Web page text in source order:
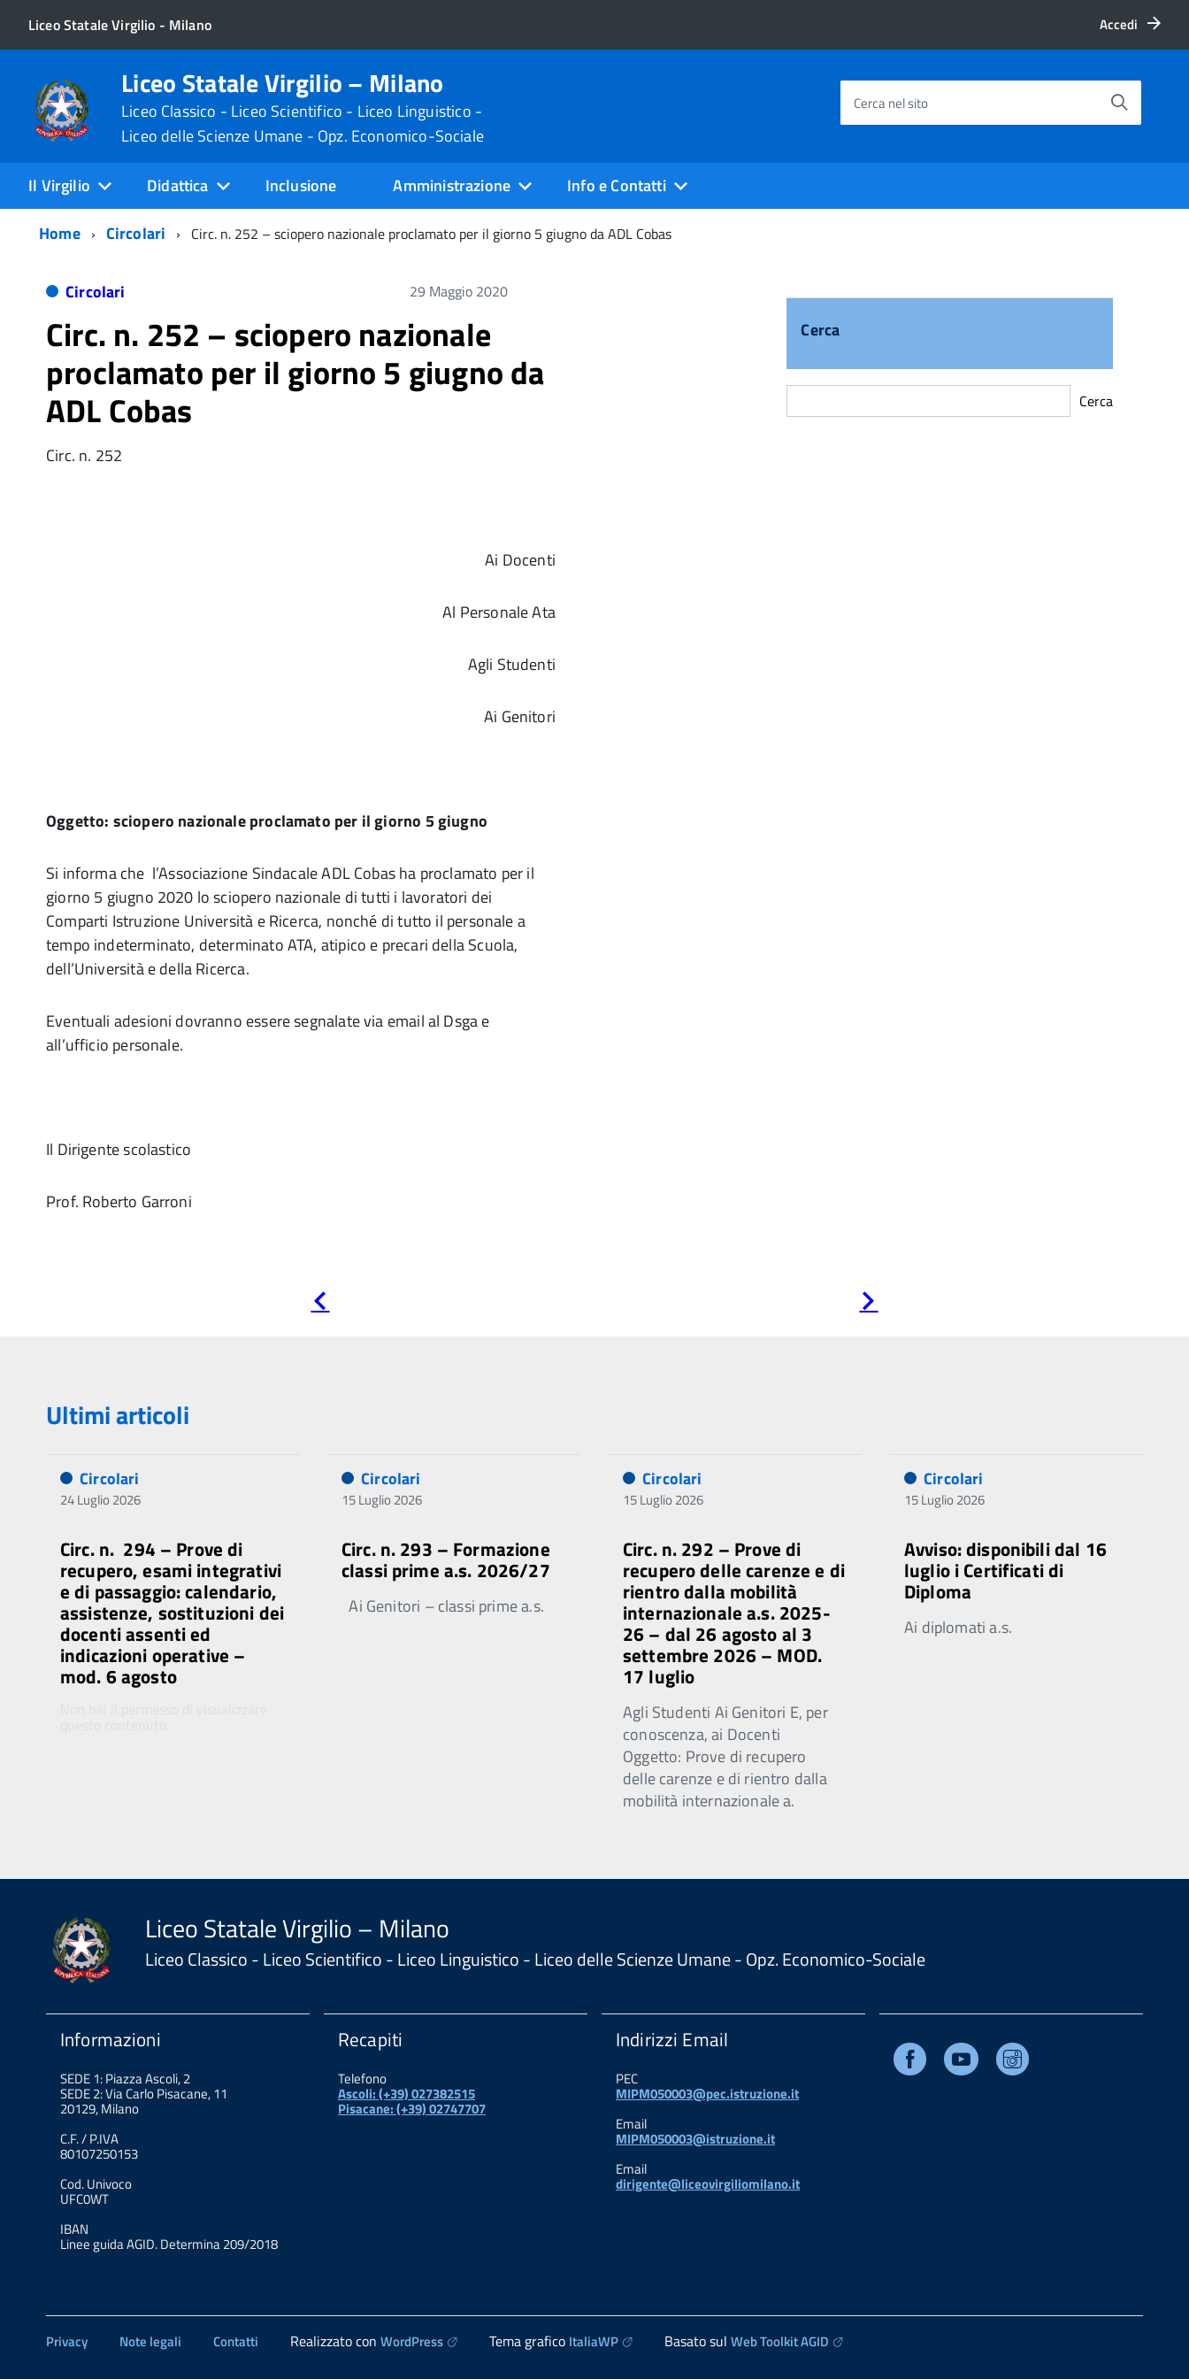
Liceo Statale Virgilio - Milano Accedi
Liceo Statale Virgilio – Milano
Liceo Classico - Liceo Scientifico - Liceo Linguistico -
Liceo delle Scienze Umane - Opz. Economico-Sociale
Cerca nel sito
Il Virgilio Didattica Inclusione Amministrazione
Info e Contatti
Home
Circolari Circ. n. 252 – sciopero nazionale proclamato per il giorno 5 giugno da ADL Cobas
Circolari 29 Maggio 2020
Circ. n. 252 – sciopero nazionale
proclamato per il giorno 5 giugno da
ADL Cobas
Circ. n. 252
Ai Docenti
Al Personale Ata
Agli Studenti
Ai Genitori
Oggetto: sciopero nazionale proclamato per il giorno 5 giugno
Si informa che l’Associazione Sindacale ADL Cobas ha proclamato per il
giorno 5 giugno 2020 lo sciopero nazionale di tutti i lavoratori dei
Comparti Istruzione Università e Ricerca, nonché di tutto il personale a
tempo indeterminato, determinato ATA, atipico e precari della Scuola,
dell’Università e della Ricerca.
Eventuali adesioni dovranno essere segnalate via email al Dsga e
all’ufficio personale.
Il Dirigente scolastico
Prof. Roberto Garroni
Cerca
Cerca
precedente successiva
Ultimi articoli
Circolari
24 Luglio 2026
Circ. n. 294 – Prove di
recupero, esami integrativi
e di passaggio: calendario,
assistenze, sostituzioni dei
docenti assenti ed
indicazioni operative –
mod. 6 agosto
Circolari
15 Luglio 2026
Circ. n. 293 – Formazione
classi prime a.s. 2026/27
Ai Genitori – classi prime a.s.
Circolari
15 Luglio 2026
Circ. n. 292 – Prove di
recupero delle carenze e di
rientro dalla mobilità
internazionale a.s. 2025-
26 – dal 26 agosto al 3
settembre 2026 – MOD.
17 luglio
Agli Studenti Ai Genitori E, per
conoscenza, ai Docenti
Oggetto: Prove di recupero
delle carenze e di rientro dalla
mobilità internazionale a.
Circolari
15 Luglio 2026
Avviso: disponibili dal 16
luglio i Certificati di
Diploma
Ai diplomati a.s.
Liceo Statale Virgilio – Milano
Liceo Classico - Liceo Scientifico - Liceo Linguistico - Liceo delle Scienze Umane - Opz. Economico-Sociale
Informazioni
SEDE 1: Piazza Ascoli, 2
SEDE 2: Via Carlo Pisacane, 11
20129, Milano
C.F. / P.IVA
80107250153
Cod. Univoco
UFC0WT
IBAN
Linee guida AGID. Determina 209/2018
Recapiti
Telefono
Ascoli: (+39) 027382515
Pisacane: (+39) 02747707
Indirizzi Email
PEC
MIPM050003@pec.istruzione.it
Email
MIPM050003@istruzione.it
Email
dirigente@liceovirgiliomilano.it
Facebook Youtube
Privacy Note legali Contatti Realizzato con WordPress Tema grafico ItaliaWP Basato sul Web Toolkit AGID